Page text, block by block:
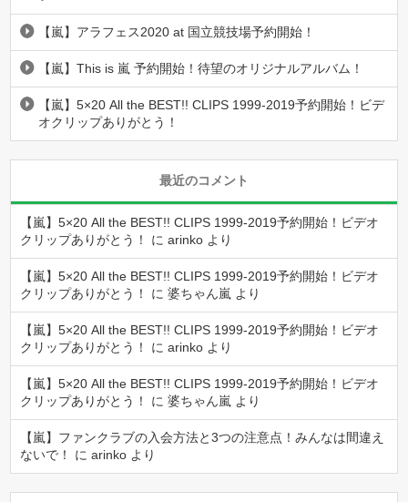
【嵐】アラフェス2020 at 国立競技場予約開始！
【嵐】This is 嵐 予約開始！待望のオリジナルアルバム！
【嵐】5×20 All the BEST!! CLIPS 1999-2019予約開始！ビデ
オクリップありがとう！
最近のコメント
【嵐】5×20 All the BEST!! CLIPS 1999-2019予約開始！ビデオ
クリップありがとう！
にarinko より
【嵐】5×20 All the BEST!! CLIPS 1999-2019予約開始！ビデオ
クリップありがとう！
に婆ちゃん嵐 より
【嵐】5×20 All the BEST!! CLIPS 1999-2019予約開始！ビデオ
クリップありがとう！
にarinko より
【嵐】5×20 All the BEST!! CLIPS 1999-2019予約開始！ビデオ
クリップありがとう！
に婆ちゃん嵐 より
【嵐】ファンクラブの入会方法と3つの注意点！みんなは間違え
ないで！
にarinko より